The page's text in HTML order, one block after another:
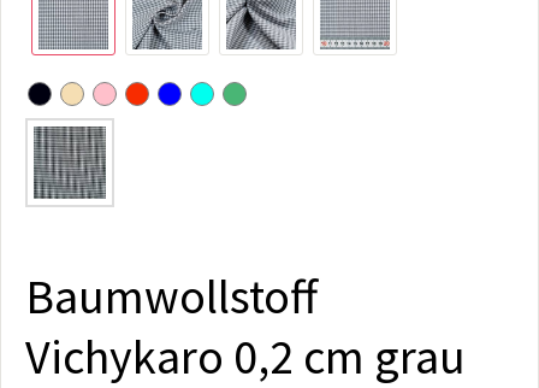
Baumwollstoff
Vichykaro 0,2 cm grau